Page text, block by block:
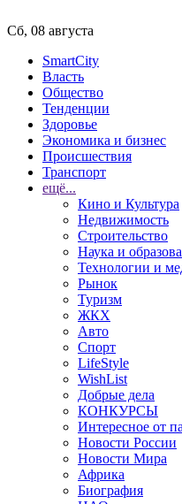
Сб, 08 августа
SmartCity
Власть
Общество
Тенденции
Здоровье
Экономика и бизнес
Происшествия
Транспорт
ещё...
Кино и Культура
Недвижимость
Строительство
Наука и
Технологии и
Рынок
Туризм
ЖКХ
Авто
Спорт
LifeStyle
WishList
Добрые дела
КОНКУРСЫ
Интересное от
Новости России
Новости Мира
Африка
Биография